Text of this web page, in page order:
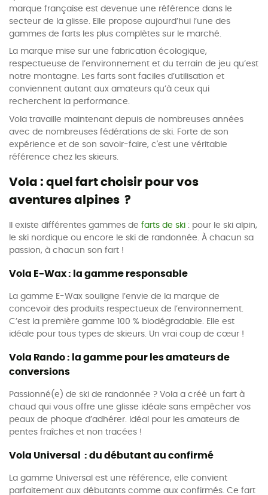
marque française est devenue une référence dans le
secteur de la glisse. Elle propose aujourd’hui l’une des
gammes de farts les plus complètes sur le marché.
La marque mise sur une fabrication écologique,
respectueuse de l’environnement et du terrain de jeu qu’est
notre montagne. Les farts sont faciles d’utilisation et
conviennent autant aux amateurs qu’à ceux qui
recherchent la performance.
Vola travaille maintenant depuis de nombreuses années
avec de nombreuses fédérations de ski. Forte de son
expérience et de son savoir-faire, c'est une véritable
référence chez les skieurs.
Vola : quel fart choisir pour vos
aventures alpines ?
Il existe différentes gammes de farts de ski : pour le ski alpin,
le ski nordique ou encore le ski de randonnée. À chacun sa
passion, à chacun son fart !
Vola E-Wax : la gamme responsable
La gamme E-Wax souligne l’envie de la marque de
concevoir des produits respectueux de l’environnement.
C’est la première gamme 100 % biodégradable. Elle est
idéale pour tous types de skieurs. Un vrai coup de cœur !
Vola Rando : la gamme pour les amateurs de
conversions
Passionné(e) de ski de randonnée ? Vola a créé un fart à
chaud qui vous offre une glisse idéale sans empêcher vos
peaux de phoque d’adhérer. Idéal pour les amateurs de
pentes fraîches et non tracées !
Vola Universal : du débutant au confirmé
La gamme Universal est une référence, elle convient
parfaitement aux débutants comme aux confirmés. Ce fart